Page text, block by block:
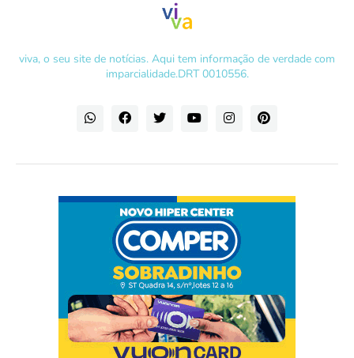
viva, o seu site de notícias. Aqui tem informação de verdade com
imparcialidade.DRT 0010556.